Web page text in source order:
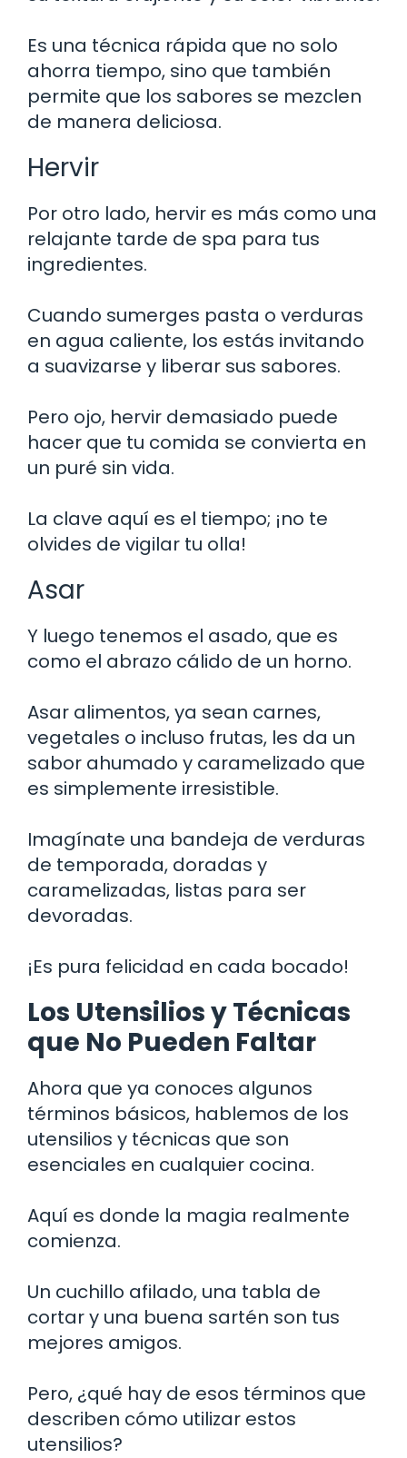
Es una técnica rápida que no solo
ahorra tiempo, sino que también
permite que los sabores se mezclen
de manera deliciosa.
Hervir
Por otro lado, hervir es más como una
relajante tarde de spa para tus
ingredientes.
Cuando sumerges pasta o verduras
en agua caliente, los estás invitando
a suavizarse y liberar sus sabores.
Pero ojo, hervir demasiado puede
hacer que tu comida se convierta en
un puré sin vida.
La clave aquí es el tiempo; ¡no te
olvides de vigilar tu olla!
Asar
Y luego tenemos el asado, que es
como el abrazo cálido de un horno.
Asar alimentos, ya sean carnes,
vegetales o incluso frutas, les da un
sabor ahumado y caramelizado que
es simplemente irresistible.
Imagínate una bandeja de verduras
de temporada, doradas y
caramelizadas, listas para ser
devoradas.
¡Es pura felicidad en cada bocado!
Los Utensilios y Técnicas
que No Pueden Faltar
Ahora que ya conoces algunos
términos básicos, hablemos de los
utensilios y técnicas que son
esenciales en cualquier cocina.
Aquí es donde la magia realmente
comienza.
Un cuchillo afilado, una tabla de
cortar y una buena sartén son tus
mejores amigos.
Pero, ¿qué hay de esos términos que
describen cómo utilizar estos
utensilios?